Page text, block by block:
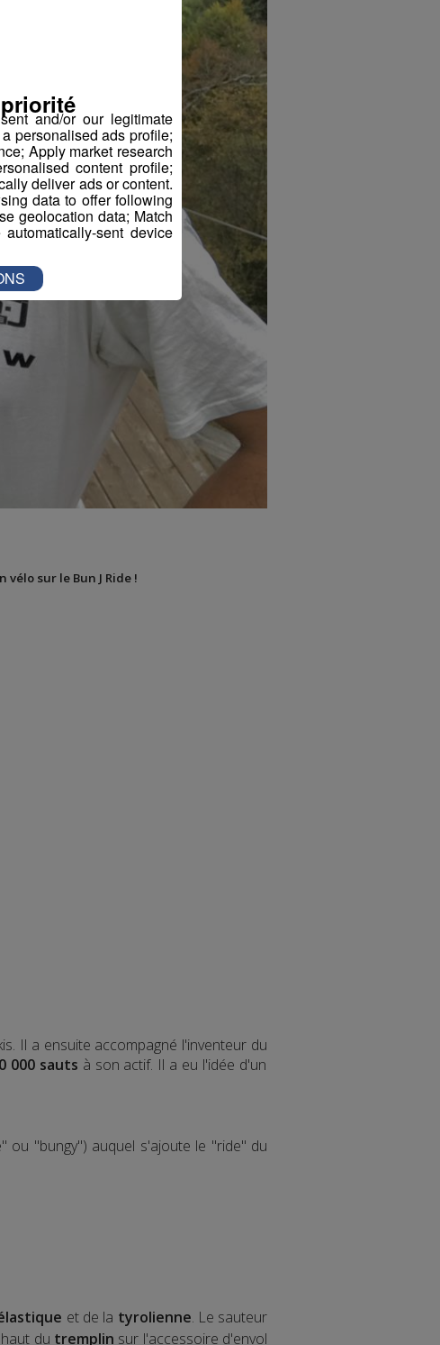
sur le Bun J Ride !
Il a ensuite accompagné l'inventeur du
000 sauts à son actif. Il a eu l'idée d'un
ou "bungy") auquel s'ajoute le "ride" du
et de la tyrolienne. Le sauteur
du tremplin sur l'accessoire d'envol
and/or our legitimate
personalised ads profile;
Apply market research
content profile;
deliver ads or content.
data to offer following
geolocation data; Match
sent device